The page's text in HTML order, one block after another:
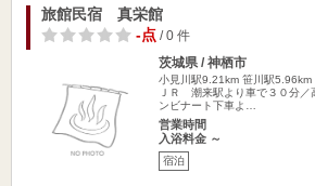
旅館民宿 真栄館
-点/ 0 件
茨城県 / 神栖市
小見川駅9.21km 笹川駅5.96km
ＪＲ 潮来駅より車で３０分
ンビナート下車よ…
営業時間
入浴料金 ～
宿泊